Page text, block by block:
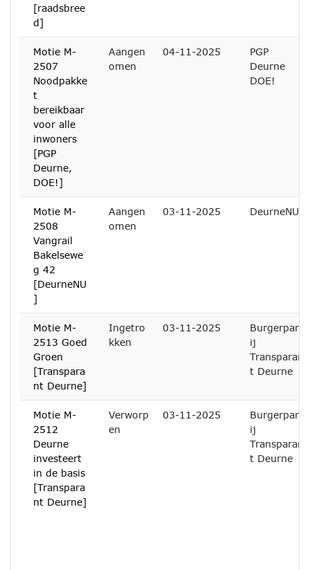
[raadsbree
d]
Motie M-
2507
Noodpakke
t
bereikbaar
voor alle
inwoners
[PGP
Deurne,
DOE!]
Aangen
omen
04-11-2025
PGP
Deurne
DOE!
Motie M-
2508
Vangrail
Bakelsewe
g 42
[DeurneNU
]
Aangen
omen
03-11-2025 DeurneNU
Motie M-
2513 Goed
Groen
[Transpara
nt Deurne]
Ingetro
kken
03-11-2025
Burgerpart
ij
Transparan
t Deurne
Motie M-
2512
Deurne
investeert
in de basis
[Transpara
nt Deurne]
Verworp
en
03-11-2025
Burgerpart
ij
Transparan
t Deurne